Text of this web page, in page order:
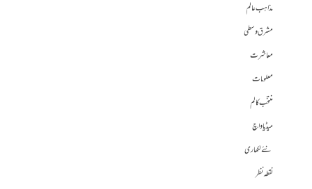
مذاہب عالم
مشرق وسطی
معاشرت
معلومات
منتخب کالم
میڈیا واچ
نئے لکھاری
نقطہ نظر